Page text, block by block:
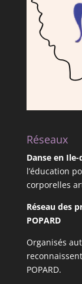
Réseaux
Danse en Ile-
l’éducation
corporelles
Réseau des
POPARD
Organisés
POPARD.